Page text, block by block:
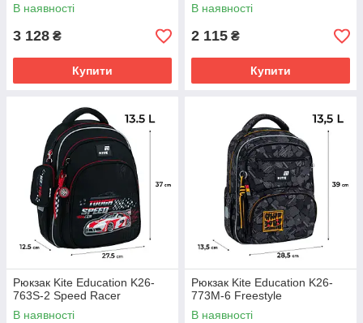
В наявності
3 128 ₴
Купити
В наявності
2 115 ₴
Купити
Рюкзак Kite Education K26-
763S-2 Speed Racer
В наявності
Рюкзак Kite Education K26-
773M-6 Freestyle
В наявності